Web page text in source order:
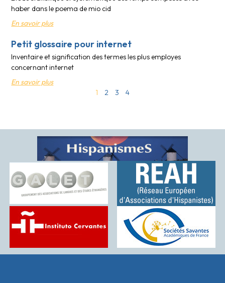
haber dans le poema de mio cid
En savoir plus
Petit glossaire pour internet
Inventaire et signification des termes les plus employes
concernant internet
En savoir plus
1
2 3 4